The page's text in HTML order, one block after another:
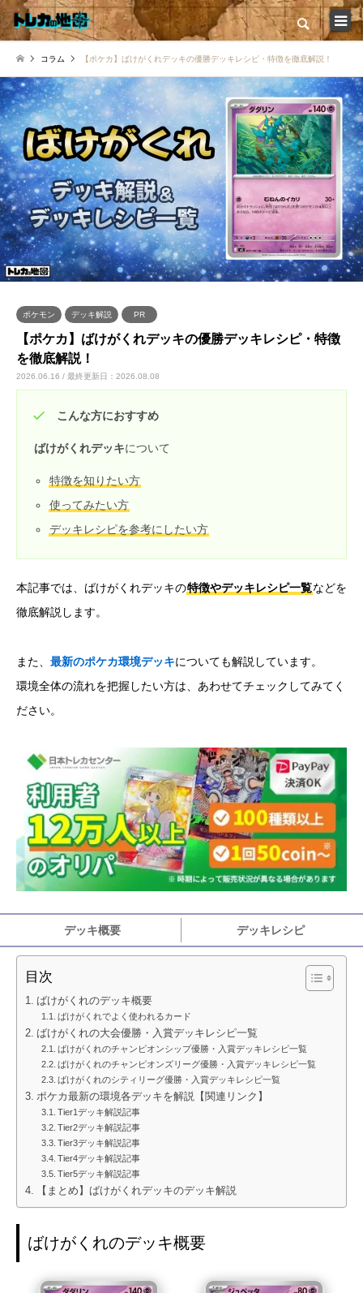
検索
トップ
カードショップ一覧
コラム一覧
店舗インタビュー特集
イベント大会情報
新弾発売スケジュール
トレカの地図について
カードショップオーナーの方へ
お問い合わせ
コラム 【ポケカ】ばけがくれデッキの優勝デッキレシピ・特徴を徹底解説！
ポケモン デッキ解説 PR
【ポケカ】ばけがくれデッキの優勝デッキレシピ・特徴
を徹底解説！
2026.06.16 / 最終更新日：2026.08.08
こんな方におすすめ
ばけがくれデッキについて
特徴を知りたい方
使ってみたい方
デッキレシピを参考にしたい方
本記事では、ばけがくれデッキの特徴やデッキレシピ一覧などを
徹底解説します。
また、 最新のポケカ環境デッキについても解説しています。
環境全体の流れを把握したい方は、あわせてチェックしてみてく
ださい。
デッキ概要 デッキレシピ
目次
ばけがくれのデッキ概要
ばけがくれでよく使われるカード
ばけがくれの大会優勝・入賞デッキレシピ一覧
ばけがくれのチャンピオンシップ優勝・入賞デッキレシピ一覧
ばけがくれのチャンピオンズリーグ優勝・入賞デッキレシピ一覧
ばけがくれのシティリーグ優勝・入賞デッキレシピ一覧
ポケカ最新の環境各デッキを解説【関連リンク】
Tier1デッキ解説記事
Tier2デッキ解説記事
Tier3デッキ解説記事
Tier4デッキ解説記事
Tier5デッキ解説記事
【まとめ】ばけがくれデッキのデッキ解説
ばけがくれのデッキ概要